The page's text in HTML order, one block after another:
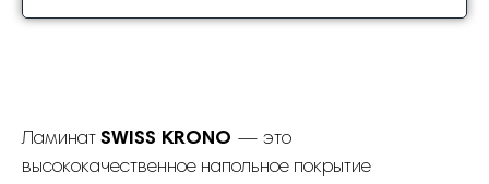
Ламинат SWISS KRONO — это
высококачественное напольное покрытие